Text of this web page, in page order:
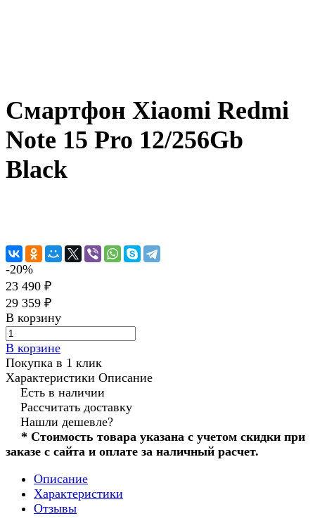
Смартфон Xiaomi Redmi
Note 15 Pro 12/256Gb
Black
-20%
23 490 ₽
29 359 ₽
В корзину
В корзине
Покупка в 1 клик
Характеристики Описание
Есть в наличии
Рассчитать доставку
Нашли дешевле?
* Стоимость товара указана с учетом скидки при
заказе с сайта и оплате за наличный расчет.
Описание
Характеристики
Отзывы